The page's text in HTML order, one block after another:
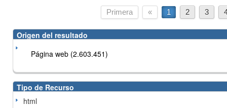
Primera « 1 2 3
Origen del resultado
Página web (2.603.451)
Tipo de Recurso
html